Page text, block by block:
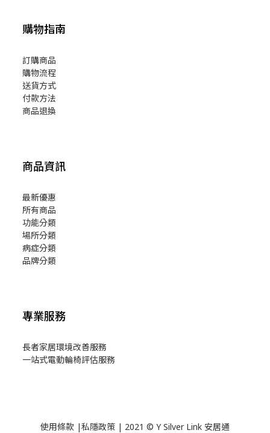
購物指南
訂購商品
購物流程
送貨方式
付款方法
商品退換
商品資訊
最新優惠
所有商品
功能分類
場所分類
病症分類
品牌分類
專業服務
長者家居環境改善服務
一站式電動輪椅評估服務
使用條款 |私隱政策 | 2021 © Y Silver Link 安居通